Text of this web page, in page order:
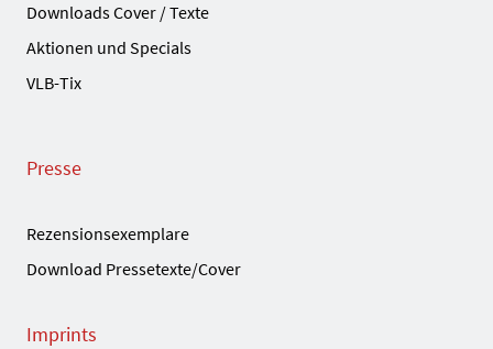
Downloads Cover / Texte
Aktionen und Specials
VLB-Tix
Presse
Rezensionsexemplare
Download Pressetexte/Cover
Imprints